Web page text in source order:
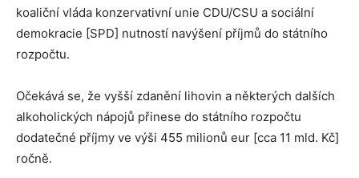
koaliční vláda konzervativní unie CDU/CSU a sociální
demokracie [SPD] nutností navýšení příjmů do státního
rozpočtu.
Očekává se, že vyšší zdanění lihovin a některých dalších
alkoholických nápojů přinese do státního rozpočtu
dodatečné příjmy ve výši 455 milionů eur [cca 11 mld. Kč]
ročně.